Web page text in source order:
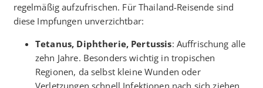
regelmäßig aufzufrischen. Für Thailand-Reisende sind
diese Impfungen unverzichtbar:
Tetanus, Diphtherie, Pertussis: Auffrischung alle
zehn Jahre. Besonders wichtig in tropischen
Regionen, da selbst kleine Wunden oder